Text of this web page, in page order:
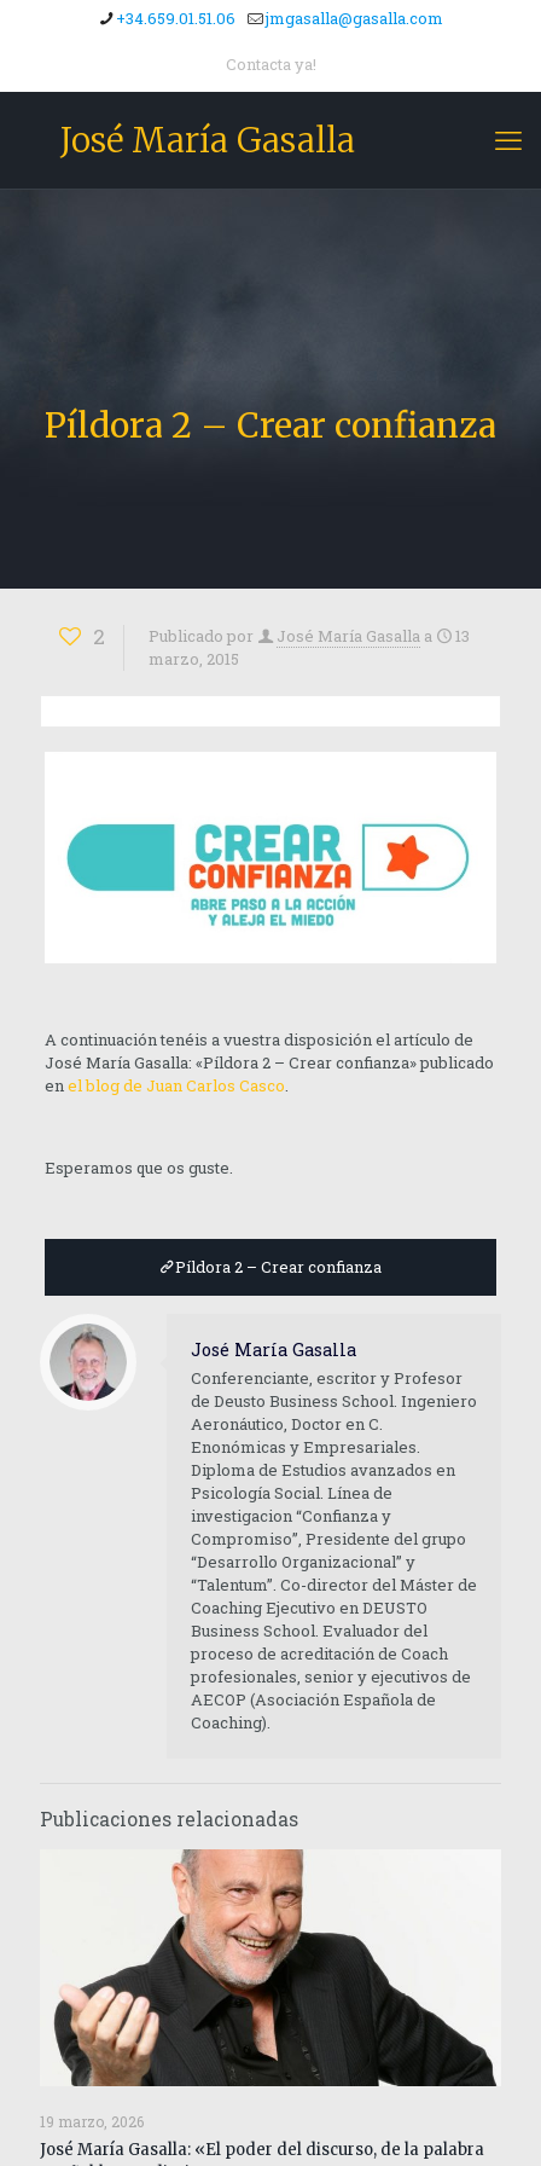
+34.659.01.51.06 jmgasalla@gasalla.com
Contacta ya!
José María Gasalla
Píldora 2 – Crear confianza
2 Publicado por José María Gasalla a
13
marzo, 2015
A continuación tenéis a vuestra disposición el artículo de
José María Gasalla: «Píldora 2 – Crear confianza» publicado
enel blog de Juan Carlos Casco.
Esperamos que os guste.
Píldora 2 – Crear confianza
José María Gasalla
Conferenciante, escritor y Profesor
de Deusto Business School. Ingeniero
Aeronáutico, Doctor en C.
Enonómicas y Empresariales.
Diploma de Estudios avanzados en
Psicología Social. Línea de
investigacion “Confianza y
Compromiso”, Presidente del grupo
“Desarrollo Organizacional” y
“Talentum”. Co-director del Máster de
Coaching Ejecutivo en DEUSTO
Business School. Evaluador del
proceso de acreditación de Coach
profesionales, senior y ejecutivos de
AECOP (Asociación Española de
Coaching).
Publicaciones relacionadas
19 marzo, 2026
José María Gasalla: «El poder del discurso, de la palabra